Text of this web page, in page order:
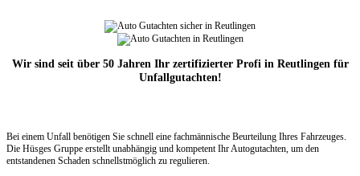
Wir sind seit über 50 Jahren Ihr zertifizierter Profi in Reutlingen für
Unfallgutachten!
Bei einem Unfall benötigen Sie schnell eine fachmännische Beurteilung Ihres Fahrzeuges.
Die Hüsges Gruppe erstellt unabhängig und kompetent Ihr Autogutachten, um den
entstandenen Schaden schnellstmöglich zu regulieren.